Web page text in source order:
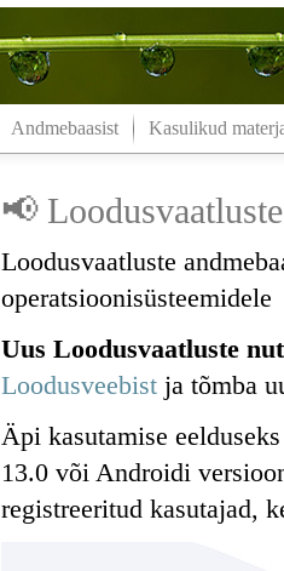
Andmebaasist Kasulikud
📢
Loodusvaatluste
operatsioonisüsteemidele
Uus Loodusvaatluste
Loodusveebistja tõmba
Äpi kasutamise
13.0 või Androidi
registreeritud kasutajad,